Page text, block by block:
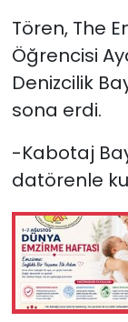
Tören, The
Öğrencisi
Denizcilik
sona erdi.
-Kabotaj
datörenle